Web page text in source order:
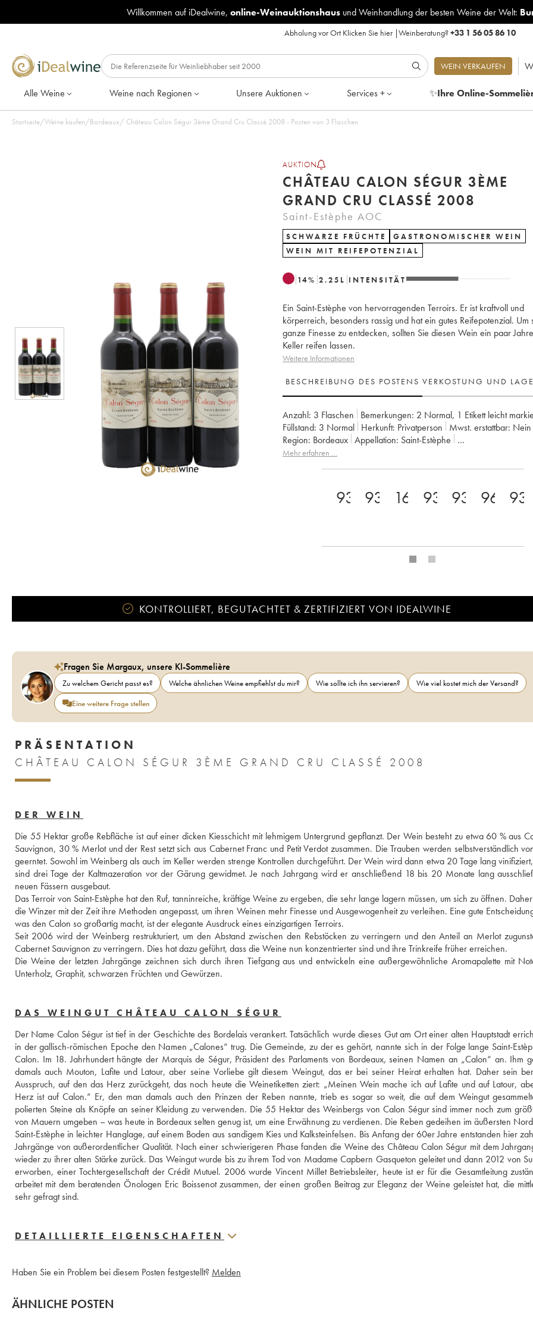
Willkommen auf iDealwine, online-Weinauktionshausund Weinhandlung der besten Weine der Welt:
Abholung vor Ort Klicken Sie hier|Weinberatung?+33 1 56 05 86 10
WEIN VERKAUFEN
Alle Weine Weine nach Regionen Unsere Auktionen Services + ✨Ihre Online-
Startseite/Weine kaufen/Bordeaux/ Château Calon Ségur 3ème Grand Cru Classé 2008 - Posten von 3 Flaschen
AUKTION
CHÂTEAU CALON SÉGUR 3ÈME
GRAND CRU CLASSÉ 2008
Saint-Estèphe AOC
SCHWARZE FRÜCHTE
GASTRONOMISCHER WEIN
WEIN MIT REIFEPOTENZIAL
14% 2.25 L INTENSITÄT
Ein Saint-Estèphe von hervorragenden Terroirs. Er ist kraftvoll und
körperreich, besonders rassig und hat ein gutes Reifepotenzial. Um
ganze Finesse zu entdecken, sollten Sie diesen Wein ein paar
Keller reifen lassen.
Weitere Informationen
BESCHREIBUNG DES POSTENS VERKOSTUNG UND
Anzahl: 3 Flaschen Bemerkungen: 2 Normal, 1 Etikett leicht
Füllstand: 3 Normal Herkunft: privatperson Mwst. erstattbar:
nein
Region:
Bordeaux Appellation:
Saint-Estèphe
Klassifizierung:
Mehr erfahren …
93 93 16.593 93 96 93
KONTROLLIERT, BEGUTACHTET & ZERTIFIZIERT VON IDEALWINE
Fragen Sie Margaux, unsere KI-Sommelière
Zu welchem Gericht passt es? Welche ähnlichen Weine empfiehlst du mir? Wie sollte ich ihn servieren?
Wie viel kostet mich der Versand?
Eine weitere Frage stellen
PRÄSENTATION
CHÂTEAU CALON SÉGUR 3ÈME GRAND CRU CLASSÉ 2008
DER WEIN
Die 55 Hektar große Rebfläche ist auf einer dicken Kiesschicht mit lehmigem Untergrund gepflanzt. Der Wein besteht zu etwa 60 % aus
Sauvignon, 30 % Merlot und der Rest setzt sich aus Cabernet Franc und Petit Verdot zusammen. Die Trauben werden selbstverständlich
geerntet. Sowohl im Weinberg als auch im Keller werden strenge Kontrollen durchgeführt. Der Wein wird dann etwa 20 Tage lang
sind drei Tage der Kaltmazeration vor der Gärung gewidmet. Je nach Jahrgang wird er anschließend 18 bis 20 Monate lang
neuen Fässern ausgebaut.
Das Terroir von Saint-Estèphe hat den Ruf, tanninreiche, kräftige Weine zu ergeben, die sehr lange lagern müssen, um sich zu öffnen.
die Winzer mit der Zeit ihre Methoden angepasst, um ihren Weinen mehr Finesse und Ausgewogenheit zu verleihen. Eine gute
was den Calon so großartig macht, ist der elegante Ausdruck eines einzigartigen Terroirs.
Seit 2006 wird der Weinberg restrukturiert, um den Abstand zwischen den Rebstöcken zu verringern und den Anteil an Merlot
Cabernet Sauvignon zu verringern. Dies hat dazu geführt, dass die Weine nun konzentrierter sind und ihre Trinkreife früher erreichen.
Die Weine der letzten Jahrgänge zeichnen sich durch ihren Tiefgang aus und entwickeln eine außergewöhnliche Aromapalette mit
Unterholz, Graphit, schwarzen Früchten und Gewürzen.
DAS WEINGUT CHÂTEAU CALON SÉGUR
Der Name Calon Ségur ist tief in der Geschichte des Bordelais verankert. Tatsächlich wurde dieses Gut am Ort einer alten Hauptstadt
in der gallisch-römischen Epoche den Namen „Calones“ trug. Die Gemeinde, zu der es gehört, nannte sich in der Folge lange Saint-
Calon. Im 18. Jahrhundert hängte der Marquis de Ségur, Präsident des Parlaments von Bordeaux, seinen Namen an „Calon“ an. Ihm
damals auch Mouton, Lafite und Latour, aber seine Vorliebe gilt diesem Weingut, das er bei seiner Heirat erhalten hat. Daher sein
Ausspruch, auf den das Herz zurückgeht, das noch heute die Weinetiketten ziert: „Meinen Wein mache ich auf Lafite und auf Latour,
Herz ist auf Calon.“ Er, den man damals auch den Prinzen der Reben nannte, trieb es sogar so weit, die auf dem Weingut
polierten Steine als Knöpfe an seiner Kleidung zu verwenden. Die 55 Hektar des Weinbergs von Calon Ségur sind immer noch zum
von Mauern umgeben – was heute in Bordeaux selten genug ist, um eine Erwähnung zu verdienen. Die Reben gedeihen im äußersten
Saint-Estèphe in leichter Hanglage, auf einem Boden aus sandigem Kies und Kalksteinfelsen. Bis Anfang der 60er Jahre entstanden hier
Jahrgänge von außerordentlicher Qualität. Nach einer schwierigeren Phase fanden die Weine des Château Calon Ségur mit dem
wieder zu ihrer alten Stärke zurück. Das Weingut wurde bis zu ihrem Tod von Madame Capbern Gasqueton geleitet und dann 2012 von
erworben, einer Tochtergesellschaft der Crédit Mutuel. 2006 wurde Vincent Millet Betriebsleiter, heute ist er für die Gesamtleitung
arbeitet mit dem beratenden Önologen Eric Boissenot zusammen, der einen großen Beitrag zur Eleganz der Weine geleistet hat, die
sehr gefragt sind.
DETAILLIERTE EIGENSCHAFTEN
Haben Sie ein Problem bei diesem Posten festgestellt? Melden
ÄHNLICHE POSTEN